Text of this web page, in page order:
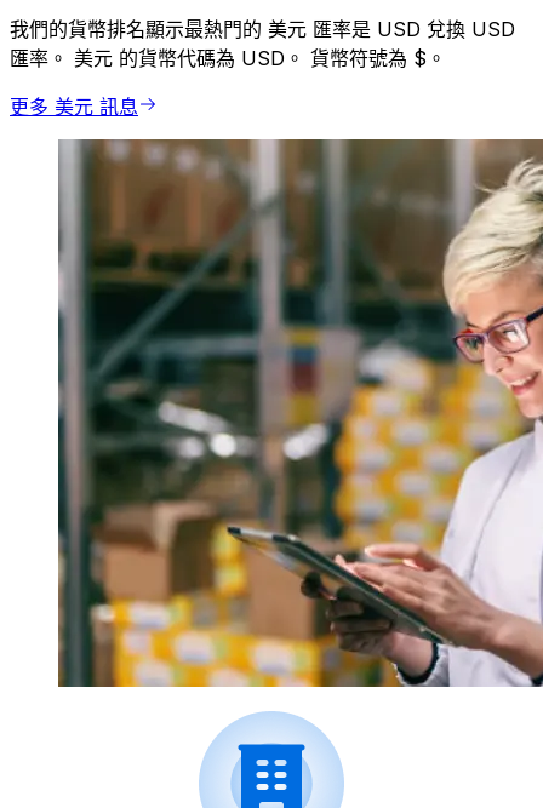
我們的貨幣排名顯示最熱門的 美元 匯率是 USD 兌換 USD
匯率。 美元 的貨幣代碼為 USD。 貨幣符號為 $。
更多 美元 訊息